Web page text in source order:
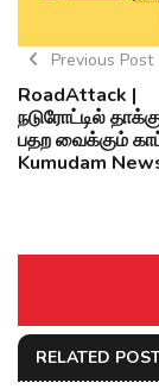
Previous Post
RoadAttack |
நடுரோட்டில்
பதற வைக்கும்
Kumudam
RELATED